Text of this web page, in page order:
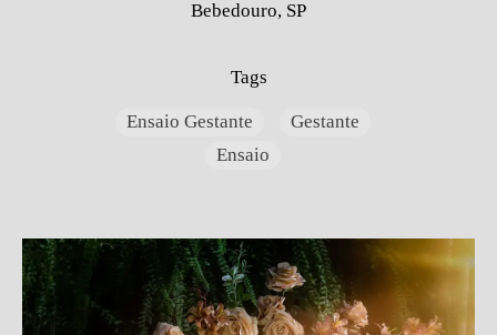
Bebedouro, SP
Tags
Ensaio Gestante
Gestante
Ensaio